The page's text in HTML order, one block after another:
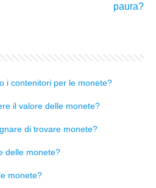
paura?
i contenitori per le monete?
il valore delle monete?
di trovare monete?
delle monete?
monete?